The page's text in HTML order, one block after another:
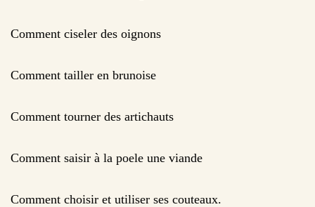
Comment ciseler des oignons
Comment tailler en brunoise
Comment tourner des artichauts
Comment saisir à la poele une viande
Comment choisir et utiliser ses couteaux.